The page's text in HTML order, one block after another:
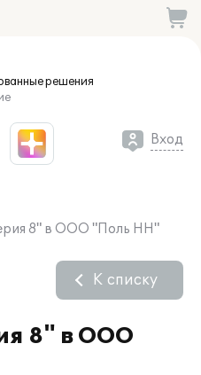
решения
Вход
8" в ООО "Поль НН"
8" в ООО
К списку